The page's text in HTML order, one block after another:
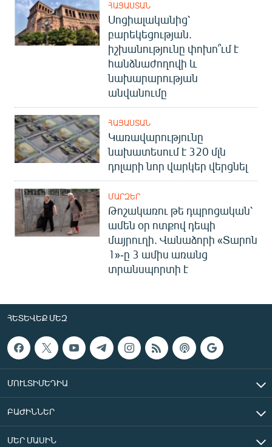
ՀԱՅԱՍՏԱՆ
Սոցիալականից՝
բարեկեցության.
իշխանությունը փոխո՞ւմ է
հանձնաժողովի և
նախարարության
անվանումը
ՀԱՅԱՍՏԱՆ
Կառավարությունը
նախատեսում է 320 մլն
դոլարի նոր վարկեր վերցնել
ՄԱՐԶԵՐ
Թոշակառու թե դպրոցական՝
ամեն օր ոտքով դեպի
մայրուղի. Վանաձորի «Տարոն
1»-ը 3 ամիս առանց
տրանսպորտի է
ՀԵՏԵՎԵՔ ՄԵԶ
ՄՈՒԼՏԻՄԵԴԻԱ
ԲԱԺԻՆՆԵՐ
ՄԵՐ ՄԱՍԻՆ